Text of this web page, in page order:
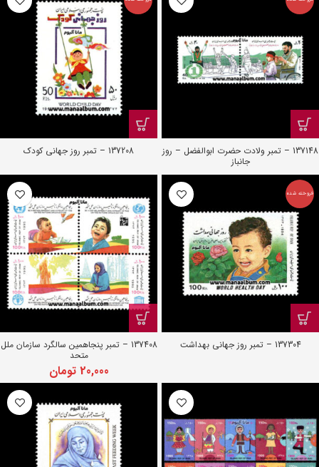
137148 – تمبر ولادت حضرت ابوالفضل – روز
جانباز
137208 – تمبر روز جهانی کودک
فروخته شده
137304 – تمبر روز جهانی بهداشت 137408 – تمبر پنجاهمین سالگرد سازمان ملل
متحد
20,000 تومان